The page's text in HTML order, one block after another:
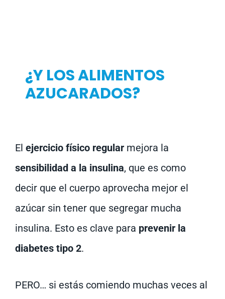
¿Y LOS ALIMENTOS
AZUCARADOS?
El ejercicio físico regular mejora la
sensibilidad a la insulina, que es como
decir que el cuerpo aprovecha mejor el
azúcar sin tener que segregar mucha
insulina. Esto es clave para prevenir la
diabetes tipo 2.
PERO… si estás comiendo muchas veces al